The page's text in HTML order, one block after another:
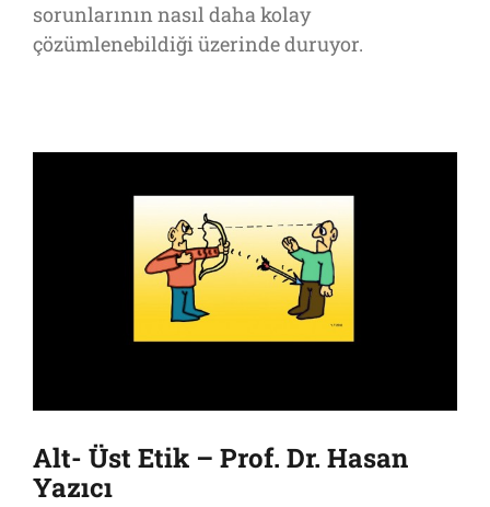
sorunlarının nasıl daha kolay
çözümlenebildiği üzerinde duruyor.
Alt- Üst Etik – Prof. Dr. Hasan
Yazıcı